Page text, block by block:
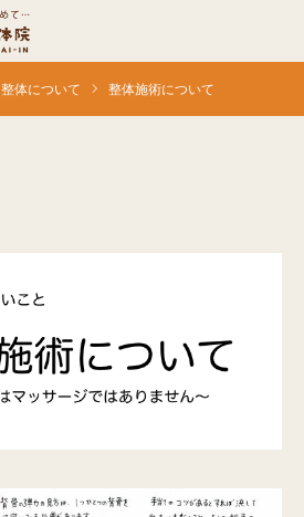
整体について 整体施術について